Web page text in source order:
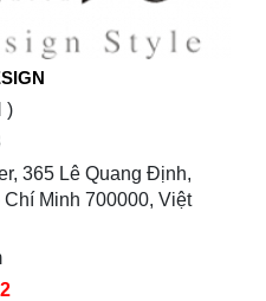
)
365 Lê Quang Định,
Minh 700000, Việt